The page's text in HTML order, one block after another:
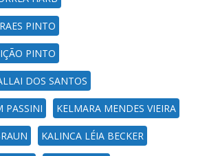
PINTO
PINTO
DOS SANTOS
PASSINI KELMARA MENDES VIEIRA
KALINCA LÉIA BECKER